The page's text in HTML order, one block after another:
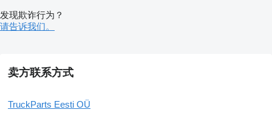
发现欺诈行为？
请告诉我们。
卖方联系方式
TruckParts Eesti OÜ